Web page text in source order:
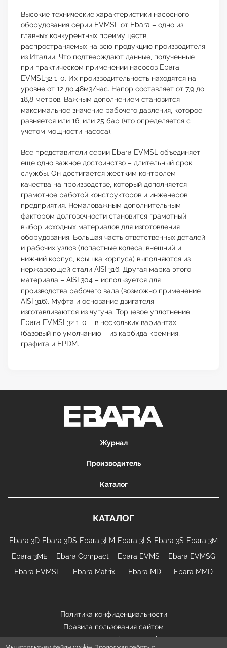
Высокие технические характеристики насосного
оборудования серии EVMSL от Ebara – одно из
главных конкурентных преимуществ,
распространяемых на всю продукцию производителя
из Италии. Что подтверждают данные, полученные
при практическом применении насосов Ebara
EVMSL32 1-0. Их производительность находятся на
уровне от 12 до 48м3/час. Напор составляет от 7,9 до
18,8 метров. Важным дополнением становится
максимальное значение рабочего давления, которое
равняется или 16, или 25 бар (что определяется с
учетом мощности насоса).
Все представители серии Ebara EVMSL объединяет
еще одно важное достоинство – длительный срок
службы. Он достигается жестким контролем
качества на производстве, который дополняется
грамотное работой конструкторов и инженеров
предприятия. Немаловажным дополнительным
фактором долговечности становится грамотный
выбор исходных материалов для изготовления
оборудования. Большая часть ответственных деталей
и рабочих узлов (лопастные колеса, внешний и
нижний корпус, крышка корпуса) выполняются из
нержавеющей стали AISI 316. Другая марка этого
материала – AISI 304 – используется для
производства рабочего вала (возможно применение
AISI 316). Муфта и основание двигателя
изготавливаются из чугуна. Торцевое уплотнение
Ebara EVMSL32 1-0 – в нескольких вариантах
(базовый по умолчанию – из карбида кремния,
графита и EPDM.
Журнал
Производитель
Каталог
КАТАЛОГ
Ebara 3D Ebara 3DS Ebara 3LM Ebara 3LS Ebara 3S Ebara 3М
Ebara 3МЕ
Ebara Compact Ebara EVMS
Ebara EVMSG
Ebara EVMSL
Ebara Matrix Ebara MD Ebara MMD
Политика конфиденциальности
Правила пользования сайтом
Использование файлов cookie